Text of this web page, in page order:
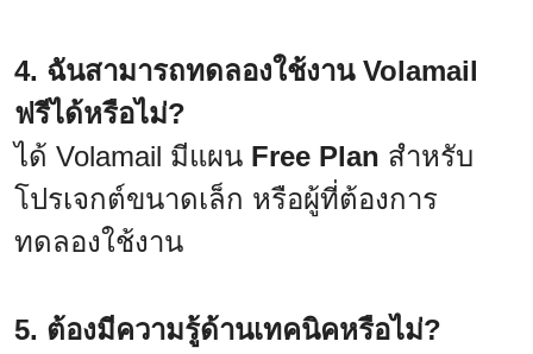
4. ฉันสามารถทดลองใช้งาน Volamail
ฟรีได้หรือไม่?
ได้ Volamail มีแผน Free Plan สำหรับ
โปรเจกต์ขนาดเล็ก หรือผู้ที่ต้องการ
ทดลองใช้งาน
5. ต้องมีความรู้ด้านเทคนิคหรือไม่?